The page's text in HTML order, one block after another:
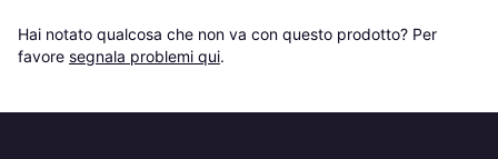
Hai notato qualcosa che non va con questo prodotto? Per
favore segnala problemi qui.